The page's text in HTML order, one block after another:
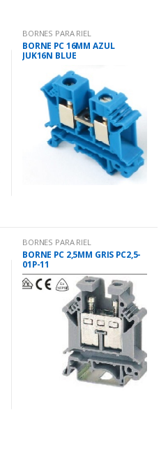
BORNES PARA RIEL
BORNE PC 16MM AZUL
JUK16N BLUE
BORNES PARA RIEL
BORNE PC 2,5MM GRIS PC2,5-
01P-11